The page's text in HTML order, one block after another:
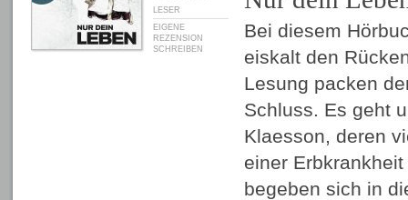
LESER
EIGENE
REZENSION
SCHREIBEN
Bei diesem
eiskalt den
Lesung packen
Schluss. Es geht
Klaesson, deren
einer
begeben sich in